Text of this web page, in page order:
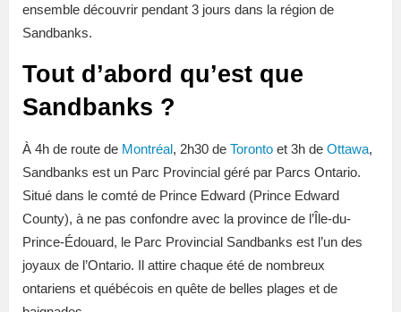
ensemble découvrir pendant 3 jours dans la région de
Sandbanks.
Tout d’abord qu’est que
Sandbanks ?
À 4h de route de Montréal, 2h30 de Toronto et 3h de Ottawa,
Sandbanks est un Parc Provincial géré par Parcs Ontario.
Situé dans le comté de Prince Edward (Prince Edward
County), à ne pas confondre avec la province de l’Île-du-
Prince-Édouard, le Parc Provincial Sandbanks est l’un des
joyaux de l’Ontario. Il attire chaque été de nombreux
ontariens et québécois en quête de belles plages et de